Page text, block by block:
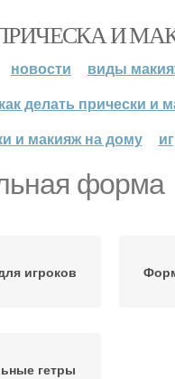
И
новости
виды
как делать прически и
и макияж на дому
форма
игроков
гетры